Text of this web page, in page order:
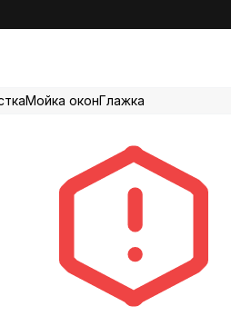
Мойка оконГлажка